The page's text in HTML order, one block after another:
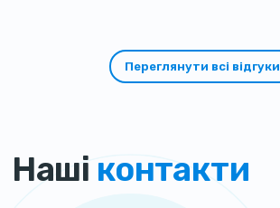
Переглянути всі відгуки
Наші контакти